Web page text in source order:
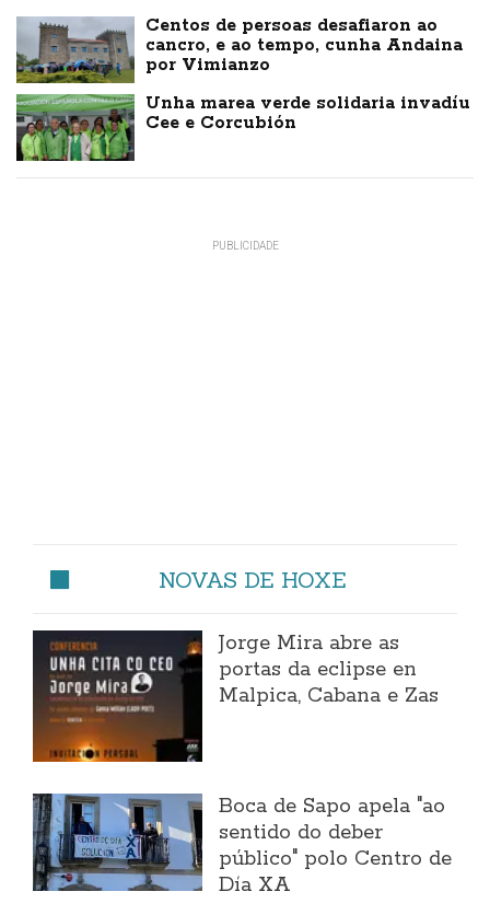
Centos de persoas desafiaron ao
cancro, e ao tempo, cunha Andaina
por Vimianzo
Unha marea verde solidaria invadíu
Cee e Corcubión
NOVAS DE HOXE
Jorge Mira abre as
portas da eclipse en
Malpica, Cabana e Zas
Boca de Sapo apela "ao
sentido do deber
público" polo Centro de
Día XA